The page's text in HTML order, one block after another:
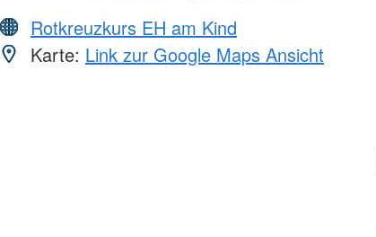
Rotkreuzkurs EH am Kind
Karte: Link zur Google Maps Ansicht